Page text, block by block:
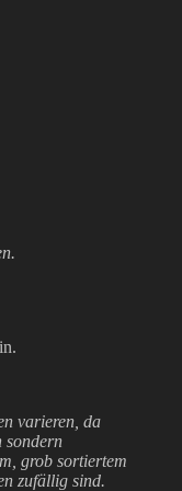
varieren, da
sondern
grob sortiertem
zufällig sind.